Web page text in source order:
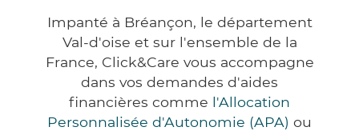
Impanté à Bréançon, le département
Val-d'oise et sur l'ensemble de la
France, Click&Care vous accompagne
dans vos demandes d'aides
financières comme l'Allocation
Personnalisée d'Autonomie (APA) ou